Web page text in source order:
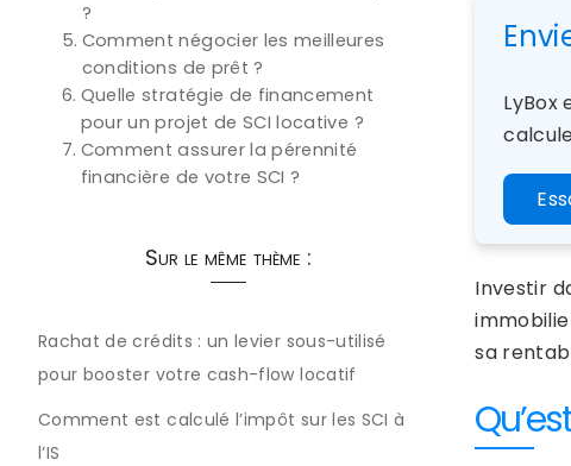
LyBox
Investir
sa
?
Comment négocier les meilleures
conditions de prêt ?
Quelle stratégie de financement
pour un projet de SCI locative ?
Comment assurer la pérennité
financière de votre SCI ?
Sur le même thème :
Rachat de crédits : un levier sous-utilisé
pour booster votre cash-flow locatif
Comment est calculé l’impôt sur les SCI à
l’IS